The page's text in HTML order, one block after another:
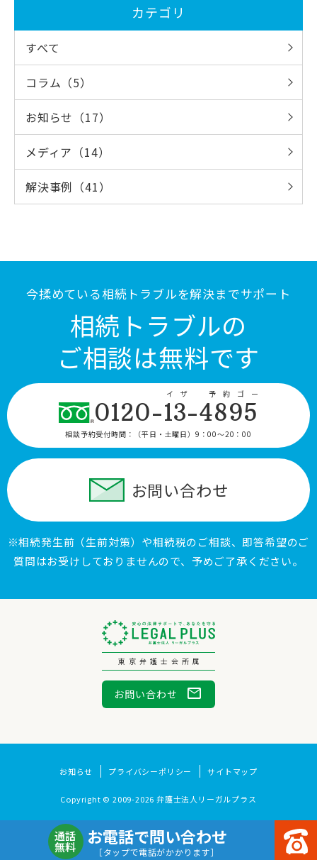
カテゴリ
すべて
コラム（5）
お知らせ（17）
メディア（14）
解決事例（41）
今揉めている相続トラブルを解決までサポート
相続トラブルの
ご相談は無料です
0120-13-4895
イザ 予約ゴー
相談予約受付時間： （平日・土曜日）9：00〜20：00
お問い合わせ
※相続発生前（生前対策）や相続税のご相談、即答希望のご
質問はお受けしておりませんので、予めご了承ください。
東京弁護士会所属
お問い合わせ mail
お知らせ プライバシーポリシー サイトマップ
Copyright © 2009-2026 弁護士法人リーガルプラス
通話
無料 お電話で問い合わせ
［タップで電話がかかります］